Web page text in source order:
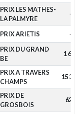
PRIX LES MATHES-
LA PALMYRE
-
PRIX ARIETIS -
PRIX DU GRAND
BE
1
PRIX A TRAVERS
CHAMPS
15
PRIX DE
GROSBOIS
620